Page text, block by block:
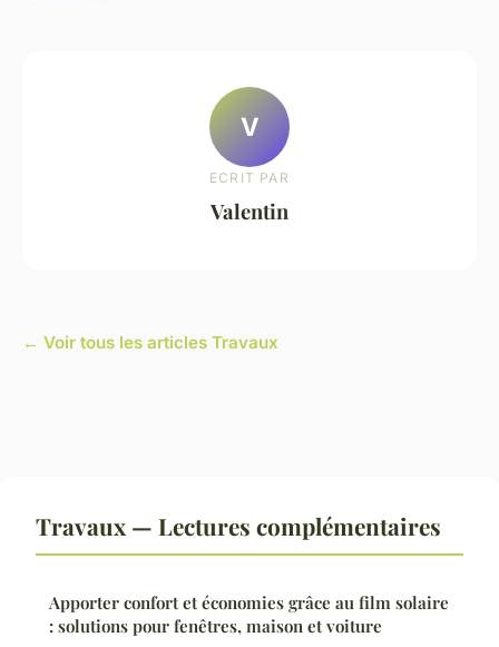
V
ECRIT PAR
Valentin
← Voir tous les articles Travaux
Travaux — Lectures complémentaires
Apporter confort et économies grâce au film solaire
: solutions pour fenêtres, maison et voiture